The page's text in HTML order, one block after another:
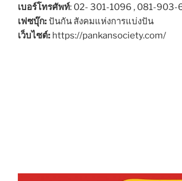
เบอร์โทรศัพท์: 02- 301-1096 , 081-903-
เฟซบุ๊ก:ปันกัน สังคมแห่งการแบ่งปัน
เว็บไซต์: https://pankansociety.com/